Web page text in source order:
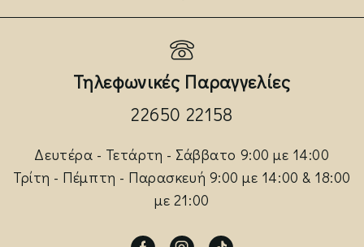
Τηλεφωνικές Παραγγελίες
22650 22158
Δευτέρα - Τετάρτη - Σάββατο 9:00 με 14:00
Τρίτη - Πέμπτη - Παρασκευή 9:00 με 14:00 & 18:00
με 21:00